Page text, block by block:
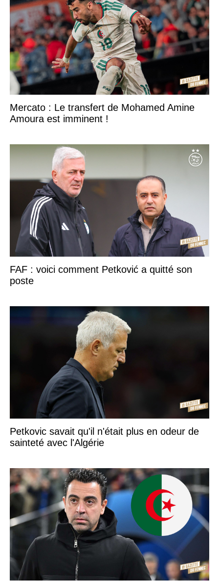
Mercato : Le transfert de Mohamed Amine
Amoura est imminent !
FAF : voici comment Petković a quitté son
poste
Petkovic savait qu'il n'était plus en odeur de
sainteté avec l'Algérie